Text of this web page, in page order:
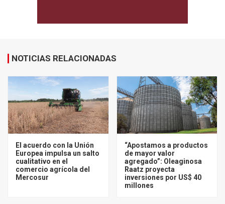
NOTICIAS RELACIONADAS
El acuerdo con la Unión
Europea impulsa un salto
cualitativo en el
comercio agrícola del
Mercosur
“Apostamos a productos
de mayor valor
agregado”: Oleaginosa
Raatz proyecta
inversiones por US$ 40
millones